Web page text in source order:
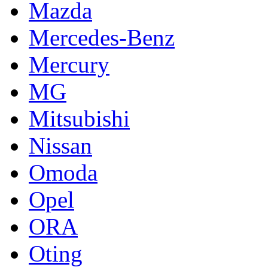
Mazda
Mercedes-Benz
Mercury
MG
Mitsubishi
Nissan
Omoda
Opel
ORA
Oting